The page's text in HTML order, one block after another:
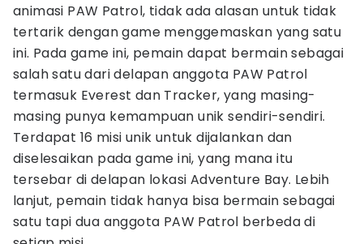
animasi PAW Patrol, tidak ada alasan untuk tidak
tertarik dengan game menggemaskan yang satu
ini. Pada game ini, pemain dapat bermain sebagai
salah satu dari delapan anggota PAW Patrol
termasuk Everest dan Tracker, yang masing-
masing punya kemampuan unik sendiri-sendiri.
Terdapat 16 misi unik untuk dijalankan dan
diselesaikan pada game ini, yang mana itu
tersebar di delapan lokasi Adventure Bay. Lebih
lanjut, pemain tidak hanya bisa bermain sebagai
satu tapi dua anggota PAW Patrol berbeda di